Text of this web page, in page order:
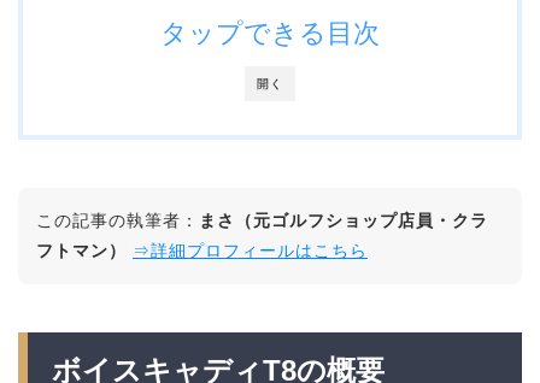
開く
タップできる目次
この記事の執筆者： まさ（元ゴルフショップ店員・クラ
フトマン）
⇒詳細プロフィールはこちら
ボイスキャディT8の概要